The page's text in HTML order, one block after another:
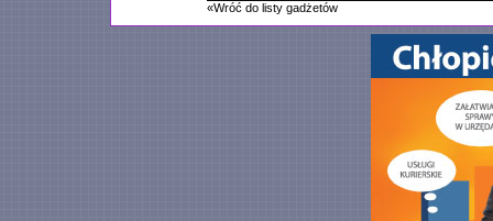
«Wróć do listy gadżetów